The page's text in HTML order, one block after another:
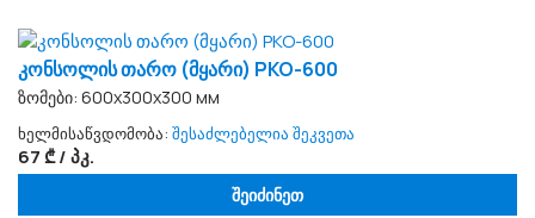
კონსოლის თარო (მყარი) PKO-600
ზომები: 600x300x300 мм
ხელმისაწვდომობა: შესაძლებელია შეკვეთა
67 ₾ / პკ.
შეიძინეთ